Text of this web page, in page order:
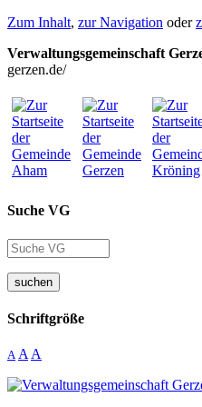
Zum Inhalt, zur Navigation oder
Verwaltungsgemeinschaft
gerzen.de/
Suche VG
suchen
Schriftgröße
A A A